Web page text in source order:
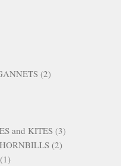
(2)
and KITES (3)
(2)